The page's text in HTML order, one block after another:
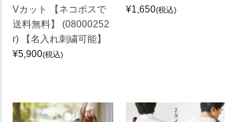
Vカット 【ネコポスで
送料無料】 (08000252
r) 【名入れ刺繍可能】
¥5,900(税込)
¥1,650(税込)